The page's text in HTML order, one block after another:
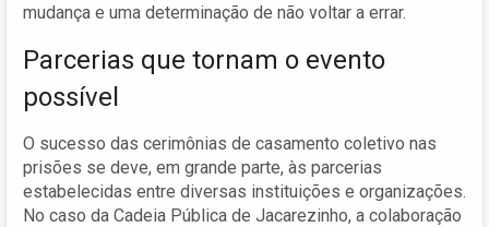
mudança e uma determinação de não voltar a errar.
Parcerias que tornam o evento
possível
O sucesso das cerimônias de casamento coletivo nas
prisões se deve, em grande parte, às parcerias
estabelecidas entre diversas instituições e organizações.
No caso da Cadeia Pública de Jacarezinho, a colaboração